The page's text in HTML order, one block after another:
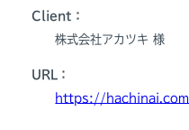
Client：
株式会社アカツキ 様
URL：
https://hachinai.com